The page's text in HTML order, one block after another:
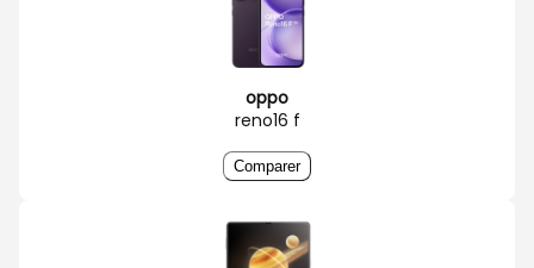
oppo
reno16 f
Comparer